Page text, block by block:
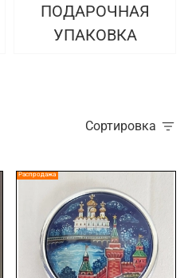
ПОДАРОЧНАЯ
УПАКОВКА
Сортировка
Распродажа